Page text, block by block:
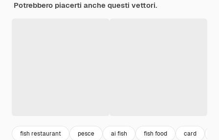
Potrebbero piacerti anche questi vettori.
fish restaurant pesce ai fish fish food card